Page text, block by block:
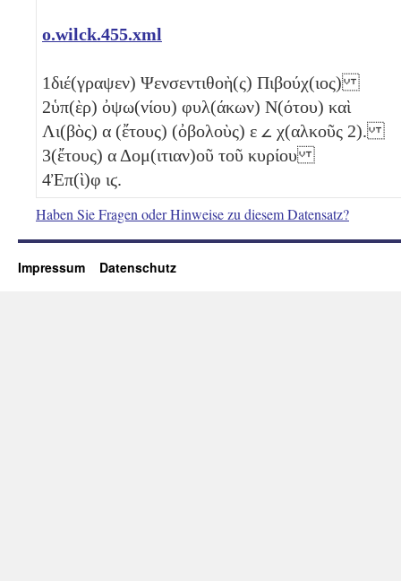
o.wilck.455.xml
1διέ(γραψεν) Ψενσεντιθοὴ(ς) Πιβούχ(ιος)
2ὑπ(ὲρ) ὀψω(νίου) φυλ(άκων) Ν(ότου) καὶ
Λι(βὸς) α (ἔτους) (ὀβολοὺς) ε 𐅵 χ(αλκοῦς 2).
3(ἔτους) α Δομ(ιτιαν)οῦ τοῦ κυρίου
4Ἐπ(ὶ)φ ιϛ.
Haben Sie Fragen oder Hinweise zu diesem Datensatz?
Impressum Datenschutz